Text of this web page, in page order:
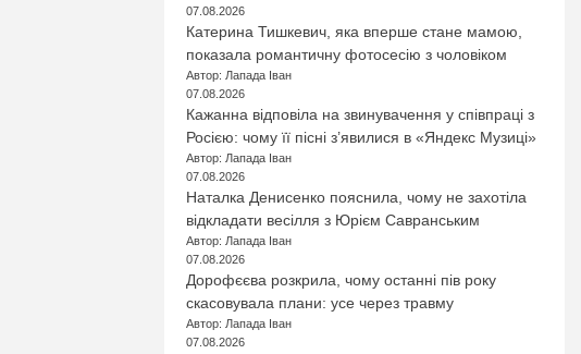
07.08.2026
Катерина Тишкевич, яка вперше стане мамою,
показала романтичну фотосесію з чоловіком
Автор: Лапада Іван
07.08.2026
Кажанна відповіла на звинувачення у співпраці з
Росією: чому її пісні з’явилися в «Яндекс Музиці»
Автор: Лапада Іван
07.08.2026
Наталка Денисенко пояснила, чому не захотіла
відкладати весілля з Юрієм Савранським
Автор: Лапада Іван
07.08.2026
Дорофєєва розкрила, чому останні пів року
скасовувала плани: усе через травму
Автор: Лапада Іван
07.08.2026